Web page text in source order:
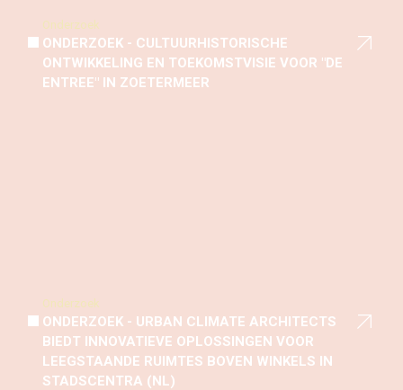
Onderzoek
ONDERZOEK - CULTUURHISTORISCHE
ONTWIKKELING EN TOEKOMSTVISIE VOOR "DE
ENTREE" IN ZOETERMEER
Onderzoek
ONDERZOEK - URBAN CLIMATE ARCHITECTS
BIEDT INNOVATIEVE OPLOSSINGEN VOOR
LEEGSTAANDE RUIMTES BOVEN WINKELS IN
STADSCENTRA (NL)